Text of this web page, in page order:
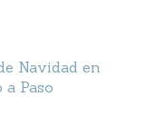
Navidad en
Paso